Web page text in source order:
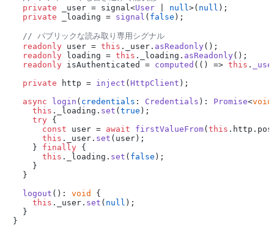
private _user = signal<User null >( null );
private _loading = signal ( false );
// パブリックな読み取り専用シグナル
readonly user = this . _user . asReadonly();
readonly loading = this . _loading . asReadonly();
readonly isAuthenticated = computed ( () => this .
private http = inject (HttpClient );
async
login ( credentials : Credentials ): Promise<void
this . _loading . set (true );
try {
const user = await firstValueFrom(this . http .
this . _user . set (user);
    }
finally {
this . _loading . set ( false );
    }
  }
logout (): void
{
this . _user . set ( null );
  }